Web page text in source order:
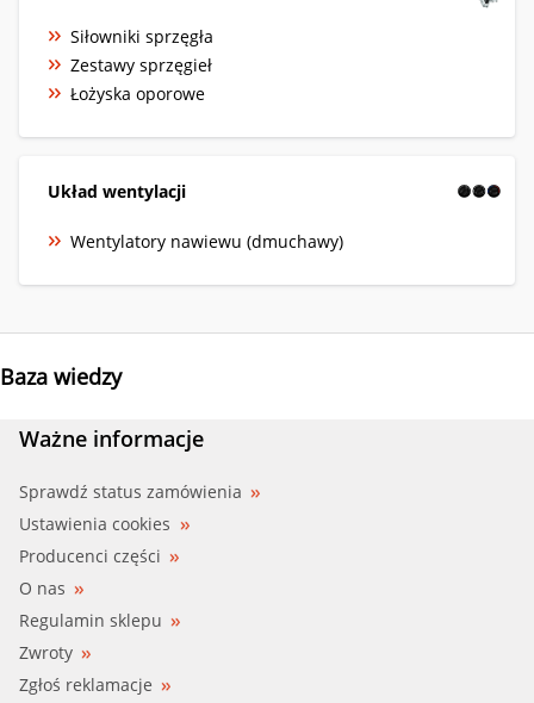
Siłowniki sprzęgła
Zestawy sprzęgieł
Łożyska oporowe
Układ wentylacji
Wentylatory nawiewu (dmuchawy)
Baza wiedzy
Ważne informacje
Sprawdź status zamówienia
Ustawienia cookies
Producenci części
O nas
Regulamin sklepu
Zwroty
Zgłoś reklamacje